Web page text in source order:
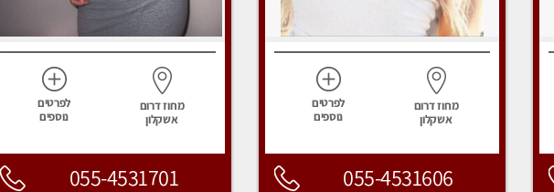
מחוז דרום
אשקלון
לפרטים
נוספים
055-4531606
מחוז דרום
אשקלון
לפרטים
נוספים
055-4531701